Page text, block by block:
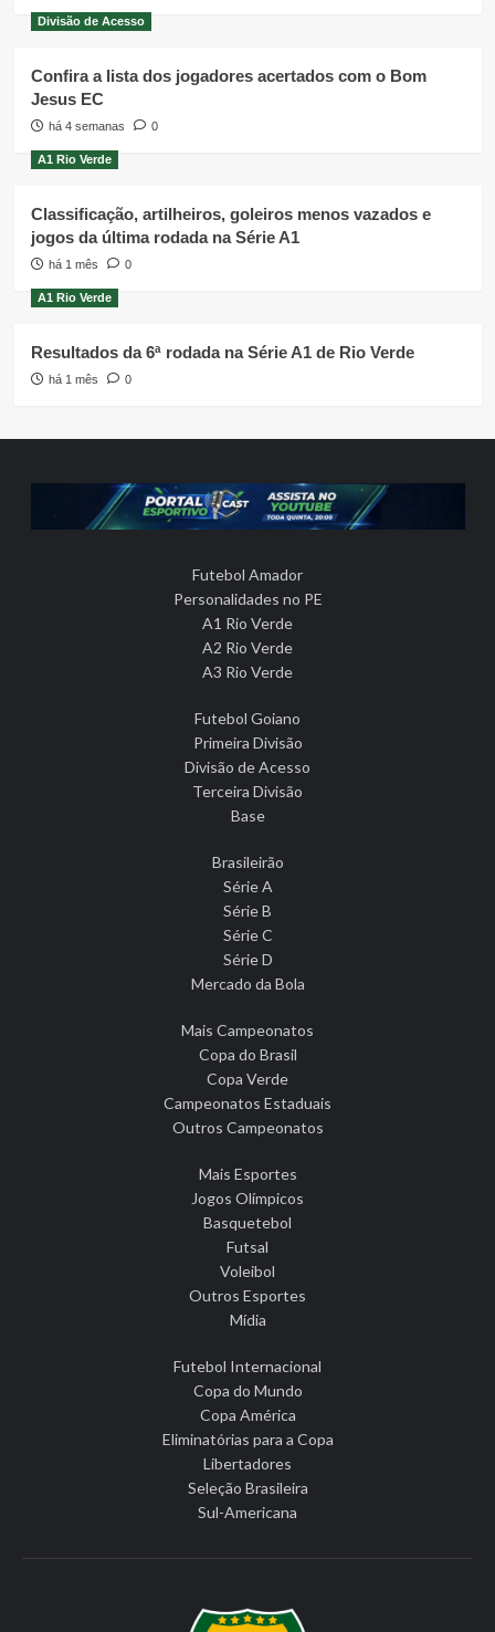
Divisão de Acesso
Confira a lista dos jogadores acertados com o Bom
Jesus EC
há 4 semanas 0
A1 Rio Verde
Classificação, artilheiros, goleiros menos vazados e
jogos da última rodada na Série A1
há 1 mês 0
A1 Rio Verde
Resultados da 6ª rodada na Série A1 de Rio Verde
há 1 mês 0
Futebol Amador
Personalidades no PE
A1 Rio Verde
A2 Rio Verde
A3 Rio Verde
Futebol Goiano
Primeira Divisão
Divisão de Acesso
Terceira Divisão
Base
Brasileirão
Série A
Série B
Série C
Série D
Mercado da Bola
Mais Campeonatos
Copa do Brasil
Copa Verde
Campeonatos Estaduais
Outros Campeonatos
Mais Esportes
Jogos Olímpicos
Basquetebol
Futsal
Voleibol
Outros Esportes
Mídia
Futebol Internacional
Copa do Mundo
Copa América
Eliminatórias para a Copa
Libertadores
Seleção Brasileira
Sul-Americana